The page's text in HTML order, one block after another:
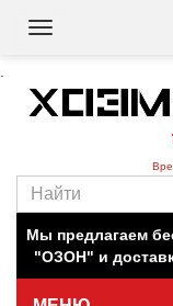
Toggle
Наш магазин
Мы предлагаем
"ОЗОН" и